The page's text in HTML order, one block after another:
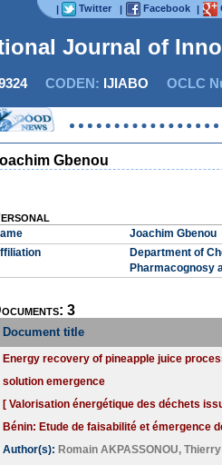
| Twitter | Facebook |
Journal of
CODEN: IJIABO OCLC
Gbenou
Joachim Gbenou
Department of
Pharmacognosy
3
Document title
Energy recovery of pineapple juice
solution emergence
[ Valorisation énergétique des déchets
Bénin: Etude de faisabilité et émergence
Author(s): Romain AKPASSONOU,